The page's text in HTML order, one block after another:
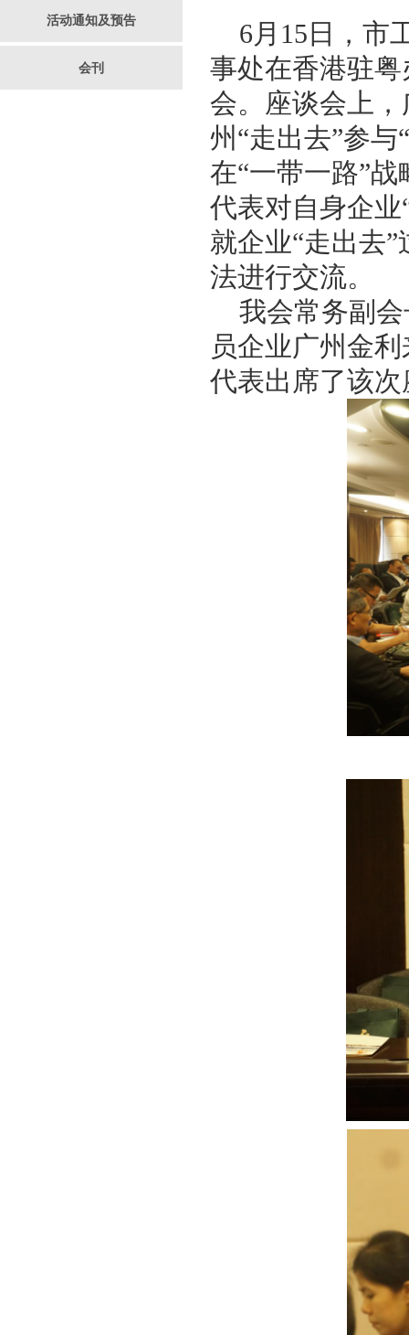
活动通知及预告
会刊
6月15日，市
事处在香港驻
会。座谈会上
州“走出去”参
在“一带一路”
代表对自身企
就企业“走出去
法进行交流。
我会常务副会
员企业广州金
代表出席了该